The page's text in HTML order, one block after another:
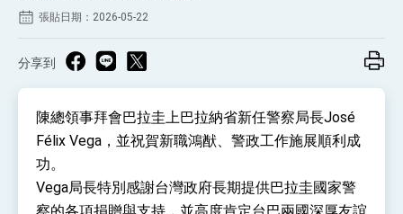
訪問
總統與五院院長新春茶敘 盼化分歧為團結、為
國家邁出合作第一步
台美貿易協議完成簽署達成6大目標、創5大歷史
性突破 總統強調將以3大面向加速臺灣經濟轉型
升級 籲請立院全力支持並盡速通過
臺美簽署「對等貿易協定」確立對等關稅15%且不
總統接受「法新社」（AFP）專訪內容
張貼日期：2026-05-22
分享到
陳總領事拜會巴拉圭上巴拉納省新任警察局長José
Félix Vega，並祝賀新職鴻猷、警政工作施展順利成
功。
Vega局長特別感謝台灣政府長期提供巴拉圭國家警
察的各項捐贈與支持，並高度肯定台巴兩國深厚友誼